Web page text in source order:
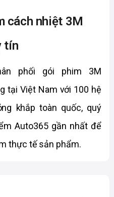
cách nhiệt 3M
tín
phối gói phim 3M
tại Việt Nam với 100 hệ
khắp toàn quốc, quý
Auto365 gần nhất để
thực tế sản phẩm.